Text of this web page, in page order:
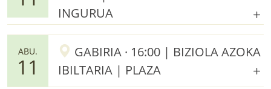
INGURUA
ABU.
11
GABIRIA · 16:00 | BIZIOLA AZOKA
IBILTARIA | PLAZA